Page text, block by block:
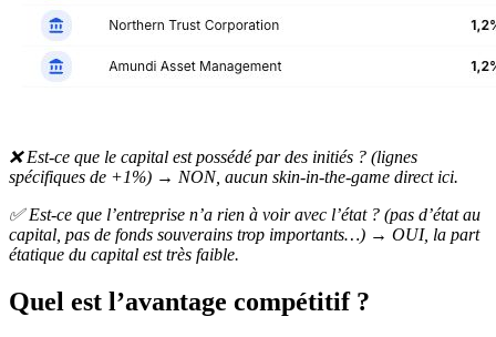
❌ Est-ce que le capital est possédé par des initiés ? (lignes
spécifiques de +1%) → NON, aucun skin-in-the-game direct ici.
✅ Est-ce que l’entreprise n’a rien à voir avec l’état ? (pas d’état au
capital, pas de fonds souverains trop importants…) → OUI, la part
étatique du capital est très faible.
Quel est l’avantage compétitif ?